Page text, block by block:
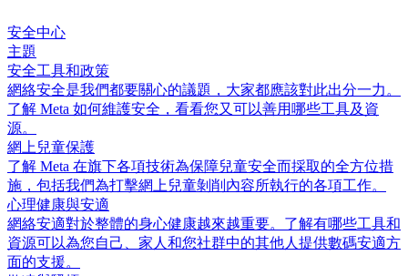
安全中心
主題
安全工具和政策
網絡安全是我們都要關心的議題，大家都應該對此出分一力。
了解 Meta 如何維護安全，看看您又可以善用哪些工具及資
源。
網上兒童保護
了解 Meta 在旗下各項技術為保障兒童安全而採取的全方位措
施，包括我們為打擊網上兒童剝削內容所執行的各項工作。
心理健康與安適
網絡安適對於整體的身心健康越來越重要。了解有哪些工具和
資源可以為您自己、家人和您社群中的其他人提供數碼安適方
面的支援。